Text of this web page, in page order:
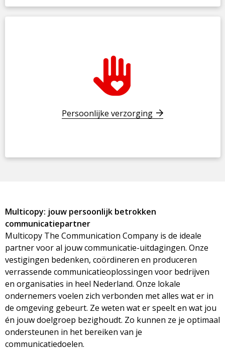
Persoonlijke verzorging
Multicopy: jouw persoonlijk betrokken
communicatiepartner
Multicopy The Communication Company is de ideale
partner voor al jouw communicatie-uitdagingen. Onze
vestigingen bedenken, coördineren en produceren
verrassende communicatieoplossingen voor bedrijven
en organisaties in heel Nederland. Onze lokale
ondernemers voelen zich verbonden met alles wat er in
de omgeving gebeurt. Ze weten wat er speelt en wat jou
én jouw doelgroep bezighoudt. Zo kunnen ze je optimaal
ondersteunen in het bereiken van je
communicatiedoelen.